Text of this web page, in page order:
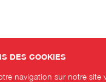
DES COOKIES
navigation sur notre site